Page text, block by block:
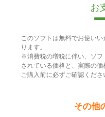
お
このソフトは無料でお使い
ります。
※消費税の増税に伴い、ソフ
されている価格と、実際の価
ご購入前に必ずご確認くださ
その他